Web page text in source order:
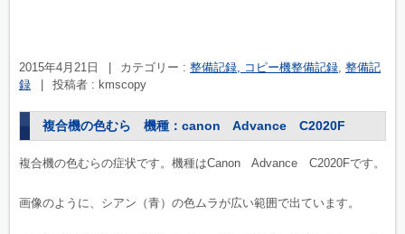
2015年4月21日 カテゴリー : 整備記録, コピー機整備記録, 整備記
録
投稿者 : kmscopy
複合機の色むら 機種：canon Advance C2020F
複合機の色むらの症状です。機種はCanon Advance C2020Fです。
画像のように、シアン（青）の色ムラが広い範囲で出ています。